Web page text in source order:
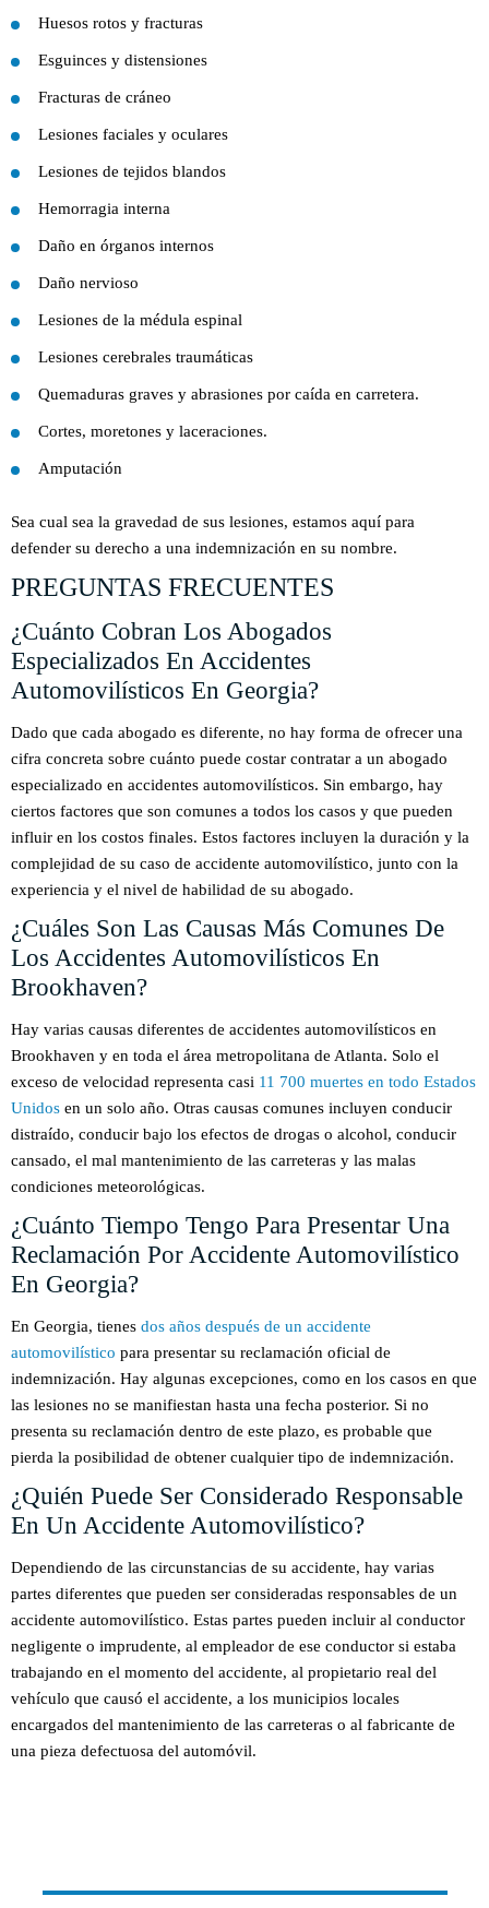
Huesos rotos y fracturas
Esguinces y distensiones
Fracturas de cráneo
Lesiones faciales y oculares
Lesiones de tejidos blandos
Hemorragia interna
Daño en órganos internos
Daño nervioso
Lesiones de la médula espinal
Lesiones cerebrales traumáticas
Quemaduras graves y abrasiones por caída en carretera.
Cortes, moretones y laceraciones.
Amputación
Sea cual sea la gravedad de sus lesiones, estamos aquí para
defender su derecho a una indemnización en su nombre.
PREGUNTAS FRECUENTES
¿Cuánto Cobran Los Abogados
Especializados En Accidentes
Automovilísticos En Georgia?
Dado que cada abogado es diferente, no hay forma de ofrecer una
cifra concreta sobre cuánto puede costar contratar a un abogado
especializado en accidentes automovilísticos. Sin embargo, hay
ciertos factores que son comunes a todos los casos y que pueden
influir en los costos finales. Estos factores incluyen la duración y la
complejidad de su caso de accidente automovilístico, junto con la
experiencia y el nivel de habilidad de su abogado.
¿Cuáles Son Las Causas Más Comunes De
Los Accidentes Automovilísticos En
Brookhaven?
Hay varias causas diferentes de accidentes automovilísticos en
Brookhaven y en toda el área metropolitana de Atlanta. Solo el
exceso de velocidad representa casi 11 700 muertes en todo Estados
Unidos en un solo año. Otras causas comunes incluyen conducir
distraído, conducir bajo los efectos de drogas o alcohol, conducir
cansado, el mal mantenimiento de las carreteras y las malas
condiciones meteorológicas.
¿Cuánto Tiempo Tengo Para Presentar Una
Reclamación Por Accidente Automovilístico
En Georgia?
En Georgia, tienes dos años después de un accidente
automovilístico para presentar su reclamación oficial de
indemnización. Hay algunas excepciones, como en los casos en que
las lesiones no se manifiestan hasta una fecha posterior. Si no
presenta su reclamación dentro de este plazo, es probable que
pierda la posibilidad de obtener cualquier tipo de indemnización.
¿Quién Puede Ser Considerado Responsable
En Un Accidente Automovilístico?
Dependiendo de las circunstancias de su accidente, hay varias
partes diferentes que pueden ser consideradas responsables de un
accidente automovilístico. Estas partes pueden incluir al conductor
negligente o imprudente, al empleador de ese conductor si estaba
trabajando en el momento del accidente, al propietario real del
vehículo que causó el accidente, a los municipios locales
encargados del mantenimiento de las carreteras o al fabricante de
una pieza defectuosa del automóvil.